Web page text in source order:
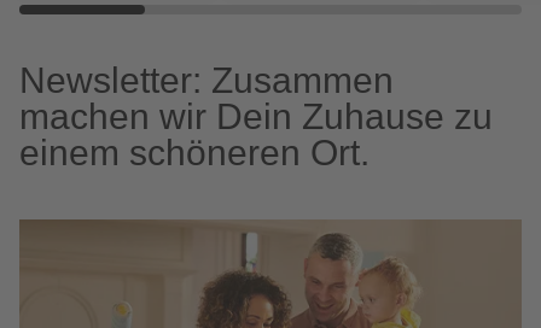
Newsletter: Zusammen
machen wir Dein Zuhause zu
einem schöneren Ort.